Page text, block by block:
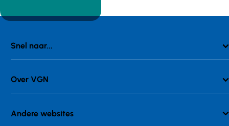
Snel naar...
Over VGN
Andere websites